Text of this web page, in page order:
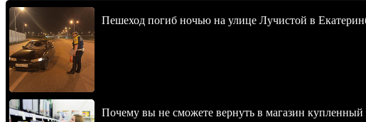
Пешеход погиб ночью на улице Лучистой в
Почему вы не сможете вернуть в магазин купленный